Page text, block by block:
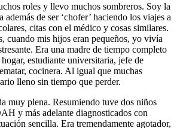
roles y llevo muchos sombreros. Soy la
además de ser ‘chofer’ haciendo los viajes a
citas con el médico y cosas similares.
cuando mis hijos eran pequeños, yo vivía
Era una madre de tiempo completo
estudiante universitaria, jefe de
cocinera. Al igual que muchas
lleno sin tiempo que perder.
muy plena. Resumiendo tuve dos niños
y más adelante diagnosticados con
sencilla. Era tremendamente agotador,